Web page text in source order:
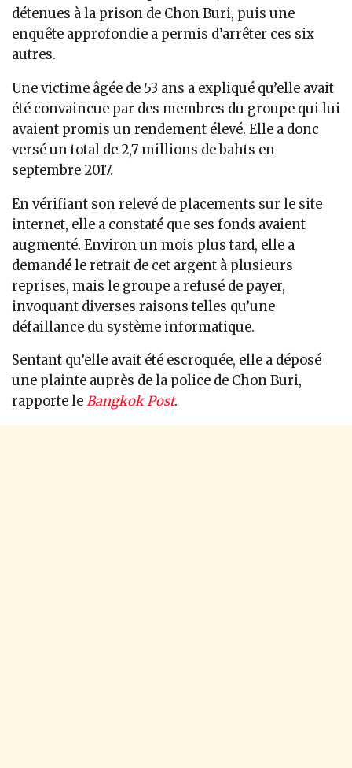
détenues à la prison de Chon Buri, puis une
enquête approfondie a permis d’arrêter ces six
autres.
Une victime âgée de 53 ans a expliqué qu’elle avait
été convaincue par des membres du groupe qui lui
avaient promis un rendement élevé. Elle a donc
versé un total de 2,7 millions de bahts en
septembre 2017.
En vérifiant son relevé de placements sur le site
internet, elle a constaté que ses fonds avaient
augmenté. Environ un mois plus tard, elle a
demandé le retrait de cet argent à plusieurs
reprises, mais le groupe a refusé de payer,
invoquant diverses raisons telles qu’une
défaillance du système informatique.
Sentant qu’elle avait été escroquée, elle a déposé
une plainte auprès de la police de Chon Buri,
rapporte leBangkok Post.